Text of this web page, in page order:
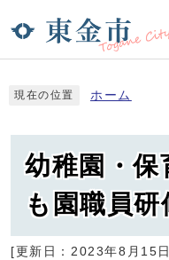
現在の位置 ホーム
幼稚園・
も園職員研
[更新日： 2023年8月15日